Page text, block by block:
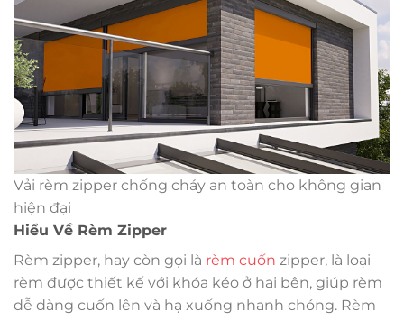
Vải rèm zipper chống cháy an toàn cho không gian
hiện đại
Hiểu Về Rèm Zipper
Rèm zipper, hay còn gọi là rèm cuốn zipper, là loại
rèm được thiết kế với khóa kéo ở hai bên, giúp rèm
dễ dàng cuốn lên và hạ xuống nhanh chóng. Rèm